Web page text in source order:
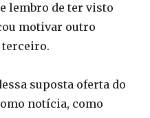
lembro de ter visto
motivar outro
terceiro.
suposta oferta do
notícia, como